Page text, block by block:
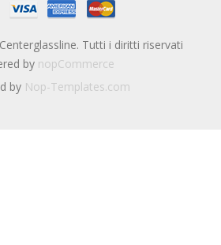
Tutti i diritti riservati
by nopCommerce
by Nop-Templates.com